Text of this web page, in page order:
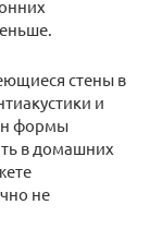
стены в
и
формы
в домашних
не